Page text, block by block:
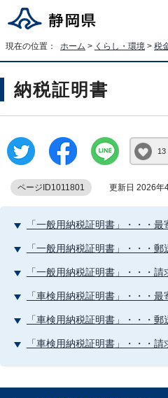
現在の位置： ホーム > くらし・環境 > 税
納税証明書
ページID1011801 更新日 2026年
「一般用納税証明書」・・・
「一般用納税証明書」・・・郵
「一般用納税証明書」・・・請
「車検用納税証明書」・・・
「車検用納税証明書」・・・郵
「車検用納税証明書」・・・請